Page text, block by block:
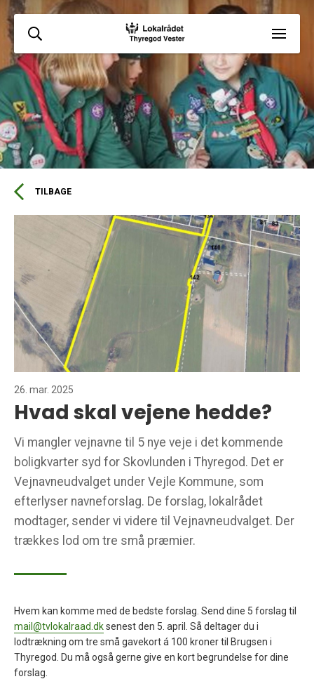
TILBAGE
26. mar. 2025
Hvad skal vejene hedde?
Vi mangler vejnavne til 5 nye veje i det kommende
boligkvarter syd for Skovlunden i Thyregod. Det er
Vejnavneudvalget under Vejle Kommune, som
efterlyser navneforslag. De forslag, lokalrådet
modtager, sender vi videre til Vejnavneudvalget. Der
trækkes lod om tre små præmier.
Hvem kan komme med de bedste forslag. Send dine 5 forslag til
mail@tvlokalraad.dksenest den 5. april. Så deltager du i
lodtrækning om tre små gavekort á 100 kroner til Brugsen i
Thyregod. Du må også gerne give en kort begrundelse for dine
forslag.